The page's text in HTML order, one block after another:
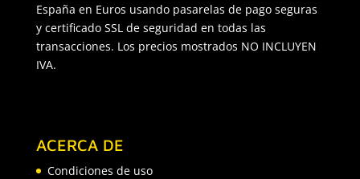
España en Euros usando pasarelas de pago seguras
y certificado SSL de seguridad en todas las
transacciones. Los precios mostrados NO INCLUYEN
IVA.
ACERCA DE
Condiciones de uso